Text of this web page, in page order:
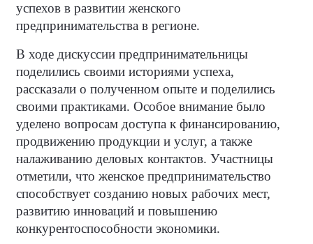
успехов в развитии женского
предпринимательства в регионе.
В ходе дискуссии предпринимательницы
поделились своими историями успеха,
рассказали о полученном опыте и поделились
своими практиками. Особое внимание было
уделено вопросам доступа к финансированию,
продвижению продукции и услуг, а также
налаживанию деловых контактов. Участницы
отметили, что женское предпринимательство
способствует созданию новых рабочих мест,
развитию инноваций и повышению
конкурентоспособности экономики.